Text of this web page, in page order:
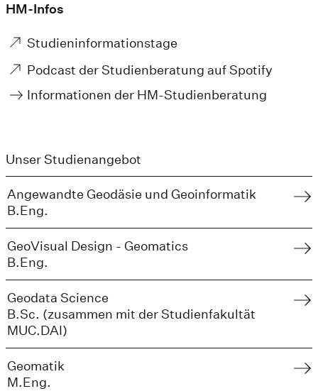
HM-Infos
Studien­informationstage
Podcast der Studienberatung auf Spotify
Informationen der HM-Studienberatung
Unser Studienangebot
Angewandte Geodäsie und Geoinformatik
B.Eng.
GeoVisual Design - Geomatics
B.Eng.
Geodata Science
B.Sc. (zusammen mit der Studienfakultät
MUC.DAI)
Geomatik
M.Eng.